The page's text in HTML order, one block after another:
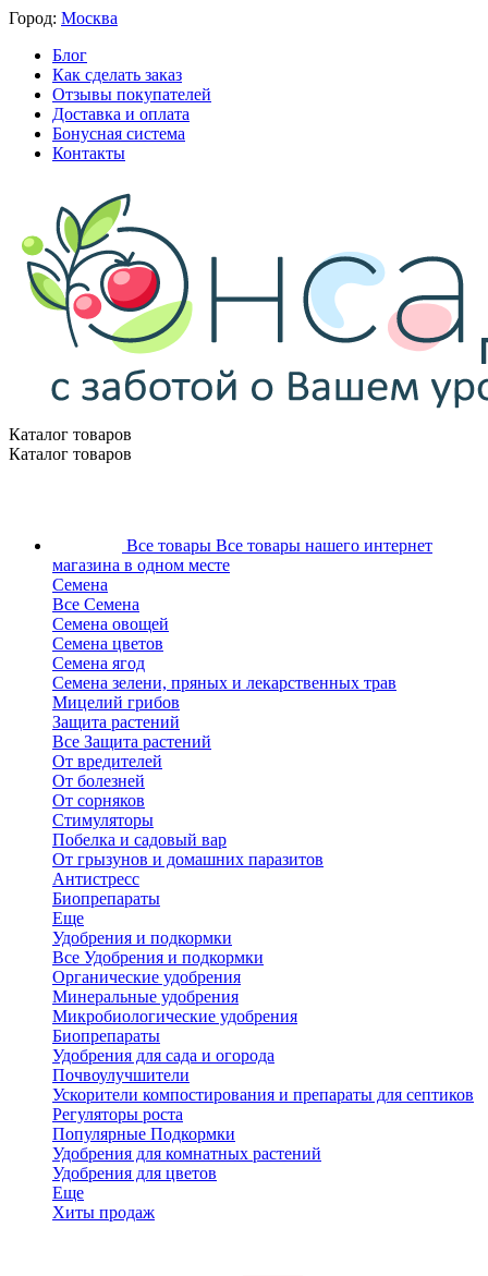
Город: Москва
Блог
Как сделать заказ
Отзывы покупателей
Доставка и оплата
Бонусная система
Контакты
Каталог товаров
Каталог товаров
Все товары Все товары нашего интернет
магазина в одном месте
Семена
Все Семена
Семена овощей
Семена цветов
Семена ягод
Семена зелени, пряных и лекарственных трав
Мицелий грибов
Защита растений
Все Защита растений
От вредителей
От болезней
От сорняков
Стимуляторы
Побелка и садовый вар
От грызунов и домашних паразитов
Антистресс
Биопрепараты
Еще
Удобрения и подкормки
Все Удобрения и подкормки
Органические удобрения
Минеральные удобрения
Микробиологические удобрения
Биопрепараты
Удобрения для сада и огорода
Почвоулучшители
Ускорители компостирования и препараты для септиков
Регуляторы роста
Популярные Подкормки
Удобрения для комнатных растений
Удобрения для цветов
Еще
Хиты продаж